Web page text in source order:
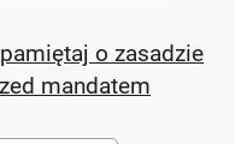
o zasadzie
mandatem